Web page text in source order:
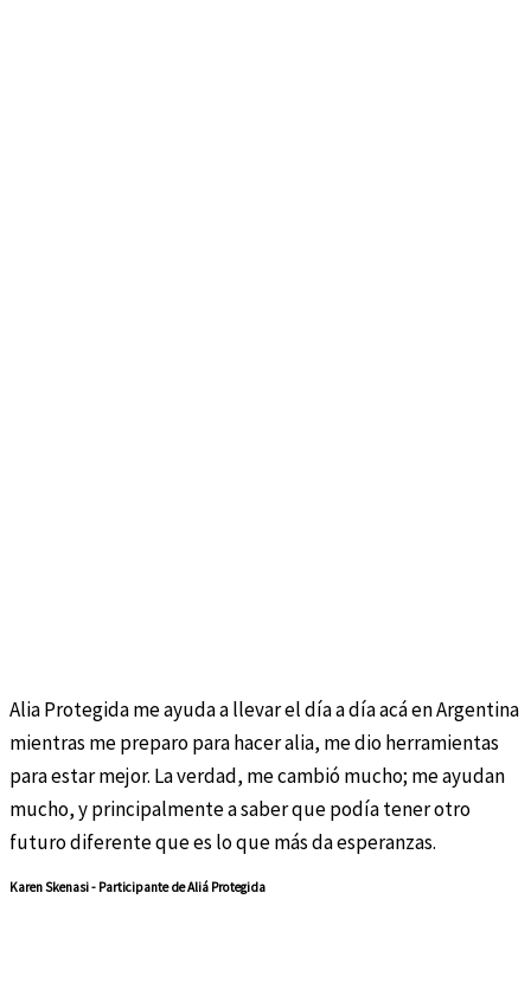
Alia Protegida me ayuda a llevar el día a día acá en Argentina
mientras me preparo para hacer alia, me dio herramientas
para estar mejor. La verdad, me cambió mucho; me ayudan
mucho, y principalmente a saber que podía tener otro
futuro diferente que es lo que más da esperanzas.
Karen Skenasi - Participante de Aliá Protegida